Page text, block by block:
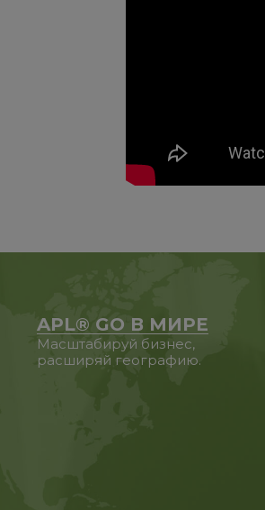
APL® GO В МИРЕ
Масштабируй бизнес,
расширяй географию.